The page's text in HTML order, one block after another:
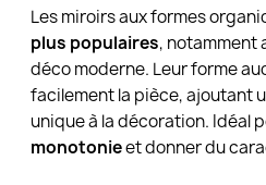
Les miroirs aux formes
plus populaires, notamment
déco moderne. Leur forme
facilement la pièce, ajoutant
unique à la décoration. Idéal
monotonieet donner du